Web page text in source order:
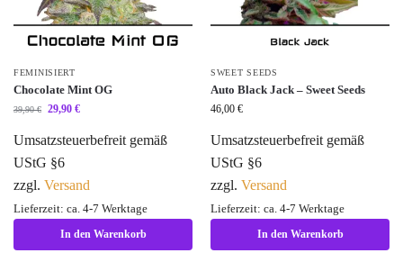
FEMINISIERT
Chocolate Mint OG
39,90€ 29,90 €
Umsatzsteuerbefreit gemäß
UStG §6
zzgl. Versand
Lieferzeit: ca. 4-7 Werktage
In den Warenkorb
SWEET SEEDS
Auto Black Jack – Sweet Seeds
46,00 €
Umsatzsteuerbefreit gemäß
UStG §6
zzgl. Versand
Lieferzeit: ca. 4-7 Werktage
In den Warenkorb